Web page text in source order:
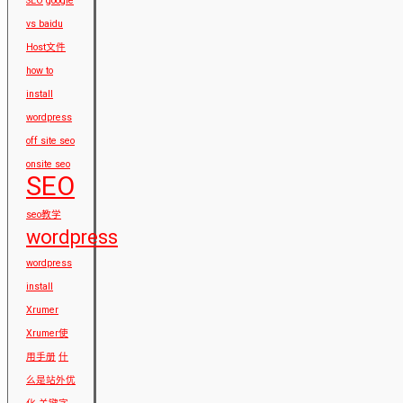
vs baidu
Host文件
how to
install
wordpress
off site seo
onsite seo
SEO
seo教学
wordpress
wordpress
install
Xrumer
Xrumer使
用手册 什
么是站外优